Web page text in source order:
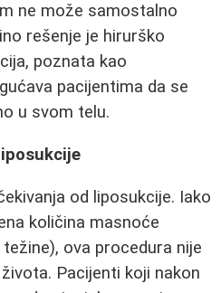
ne može samostalno
rešenje je hirurško
poznata kao
pacijentima da se
u svom telu.
od liposukcije. Iako
količina masnoće
ova procedura nije
Pacijenti koji nakon